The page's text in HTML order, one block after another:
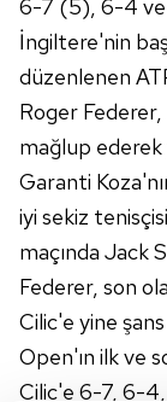
6-7 (5), 6-4
İngiltere'nin
düzenlenen
Roger
mağlup ederek
Garanti
iyi sekiz
maçında Jack
Federer, son
Cilic'e yine
Open'ın ilk ve
Cilic'e 6-7, 6-